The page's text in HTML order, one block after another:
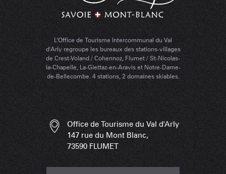
L'Office de Tourisme Intercommunal du Val
d'Arly regroupe les bureaux des stations-villages
de Crest-Voland / Cohennoz, Flumet / St-Nicolas-
la-Chapelle, La-Giettaz-en-Aravis et Notre-Dame-
de-Bellecombe. 4 stations, 2 domaines skiables.
Office de Tourisme du Val d'Arly
147 rue du Mont Blanc,
73590 FLUMET